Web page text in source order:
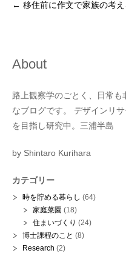
← 移住前に作文で家族の考
About
路上観察学のごとく、日常も
なブログです。 デザインリ
を目指し研究中。三浦半島
by Shintaro Kurihara
カテゴリー
時を貯める暮らし (64)
家庭菜園 (18)
住まいづくり (24)
博士課程のこと (8)
Research (2)